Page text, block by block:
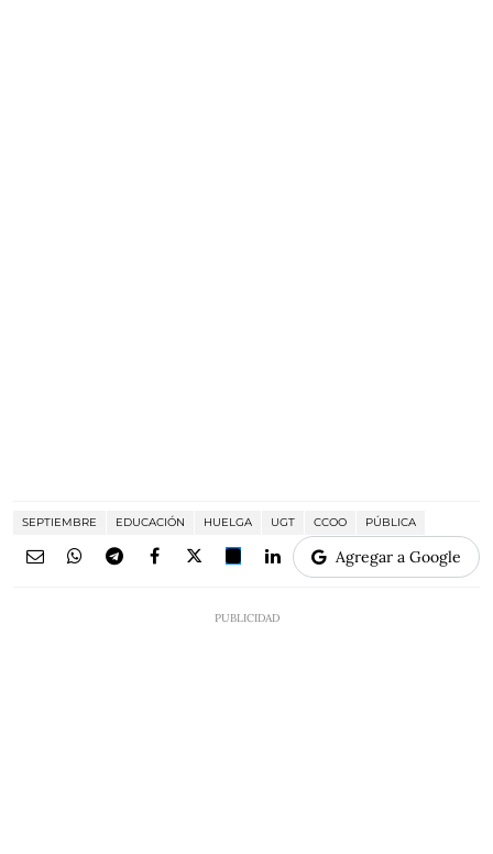
SEPTIEMBRE EDUCACIÓN HUELGA UGT CCOO PÚBLICA
Agregar a Google